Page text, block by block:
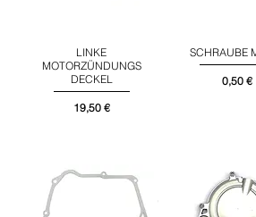
Schnellansicht
LINKE
MOTORZÜNDUNGS
DECKEL
Preis
19,50 €
SCHRAUBE
Preis
0,50 €